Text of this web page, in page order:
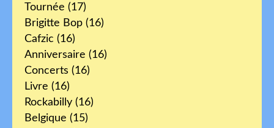
Tournée (17)
Brigitte Bop (16)
Cafzic (16)
Anniversaire (16)
Concerts (16)
Livre (16)
Rockabilly (16)
Belgique (15)